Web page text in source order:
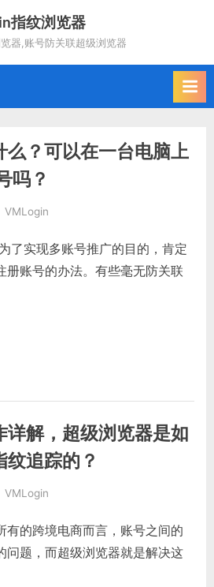
指纹浏览器
器,账号防关联超级浏览器
么？可以在一台电脑上
吗？
By
VMLogin
了实现多账号推广的目的，肯定
册账号的办法。有些毫无防关联
详解，超级浏览器是如
纹追踪的？
By
VMLogin
有的跨境电商而言，账号之间的
问题，而超级浏览器就是解决这